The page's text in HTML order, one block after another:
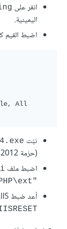
انقر على
اليمينية.
اضبط القيم
All
ثبّت
(حزمة Visual C++ 2012 قابلة لإعادة التوزيع) من
اضبط ملف
أعد ضبط IIS، اكتب في طرفية الأوامر DOS الأمر